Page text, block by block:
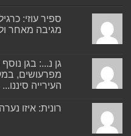
ספיר עוזי:
מגיבה מאחר
גן נ...: בגן
מפרעושים,
העירייה סיננו...
רונית: איזו